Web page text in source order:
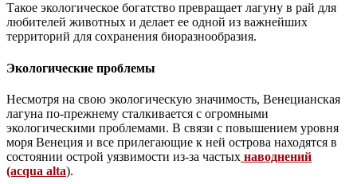
Такое экологическое богатство превращает лагуну в рай для
любителей животных и делает ее одной из важнейших
территорий для сохранения биоразнообразия.
Экологические проблемы
Несмотря на свою экологическую значимость, Венецианская
лагуна по-прежнему сталкивается с огромными
экологическими проблемами. В связи с повышением уровня
моря Венеция и все прилегающие к ней острова находятся в
состоянии острой уязвимости из-за частых наводнений
(acqua alta).